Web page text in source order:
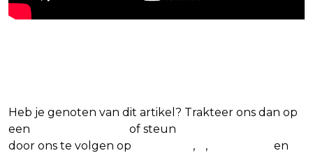
Heb je genoten van dit artikel? Trakteer ons dan op
een
of steun
door ons te volgen op
, ,
en